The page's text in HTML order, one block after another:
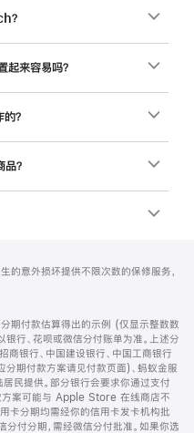
？
来容易吗？
？
？
意外损坏提供不限次数的保修服务，
期付款估算得出的示例 (仅显示整数数
行、花呗或微信分付账单为准。上述分
银行、中国建设银行、中国工商银行
分期付款方案请见付款页面)、蚂蚁金服
民提供。部分银行会要求你通过支付
案可能与 Apple Store 在线商店不
卡分期均需经你的信用卡发卡机构批
分付分期，需经微信分付批准。如果你选